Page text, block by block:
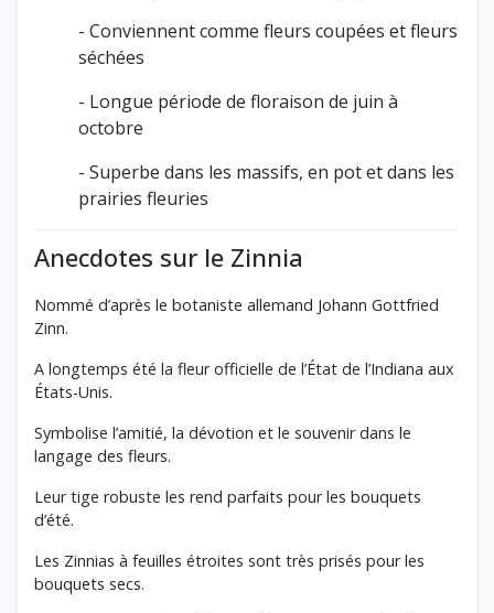
- Conviennent comme fleurs coupées et fleurs
séchées
- Longue période de floraison de juin à
octobre
- Superbe dans les massifs, en pot et dans les
prairies fleuries
Anecdotes sur le Zinnia
Nommé d’après le botaniste allemand Johann Gottfried
Zinn.
A longtemps été la fleur officielle de l’État de l’Indiana aux
États-Unis.
Symbolise l’amitié, la dévotion et le souvenir dans le
langage des fleurs.
Leur tige robuste les rend parfaits pour les bouquets
d’été.
Les Zinnias à feuilles étroites sont très prisés pour les
bouquets secs.